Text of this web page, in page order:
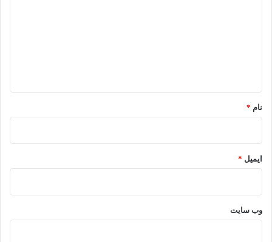
نام *
ایمیل *
وب‌ سایت